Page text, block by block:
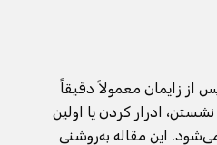
از زایمان معمولاً دقیقاً
ادرار کردن یا اولین
این مقاله به‌روشنی